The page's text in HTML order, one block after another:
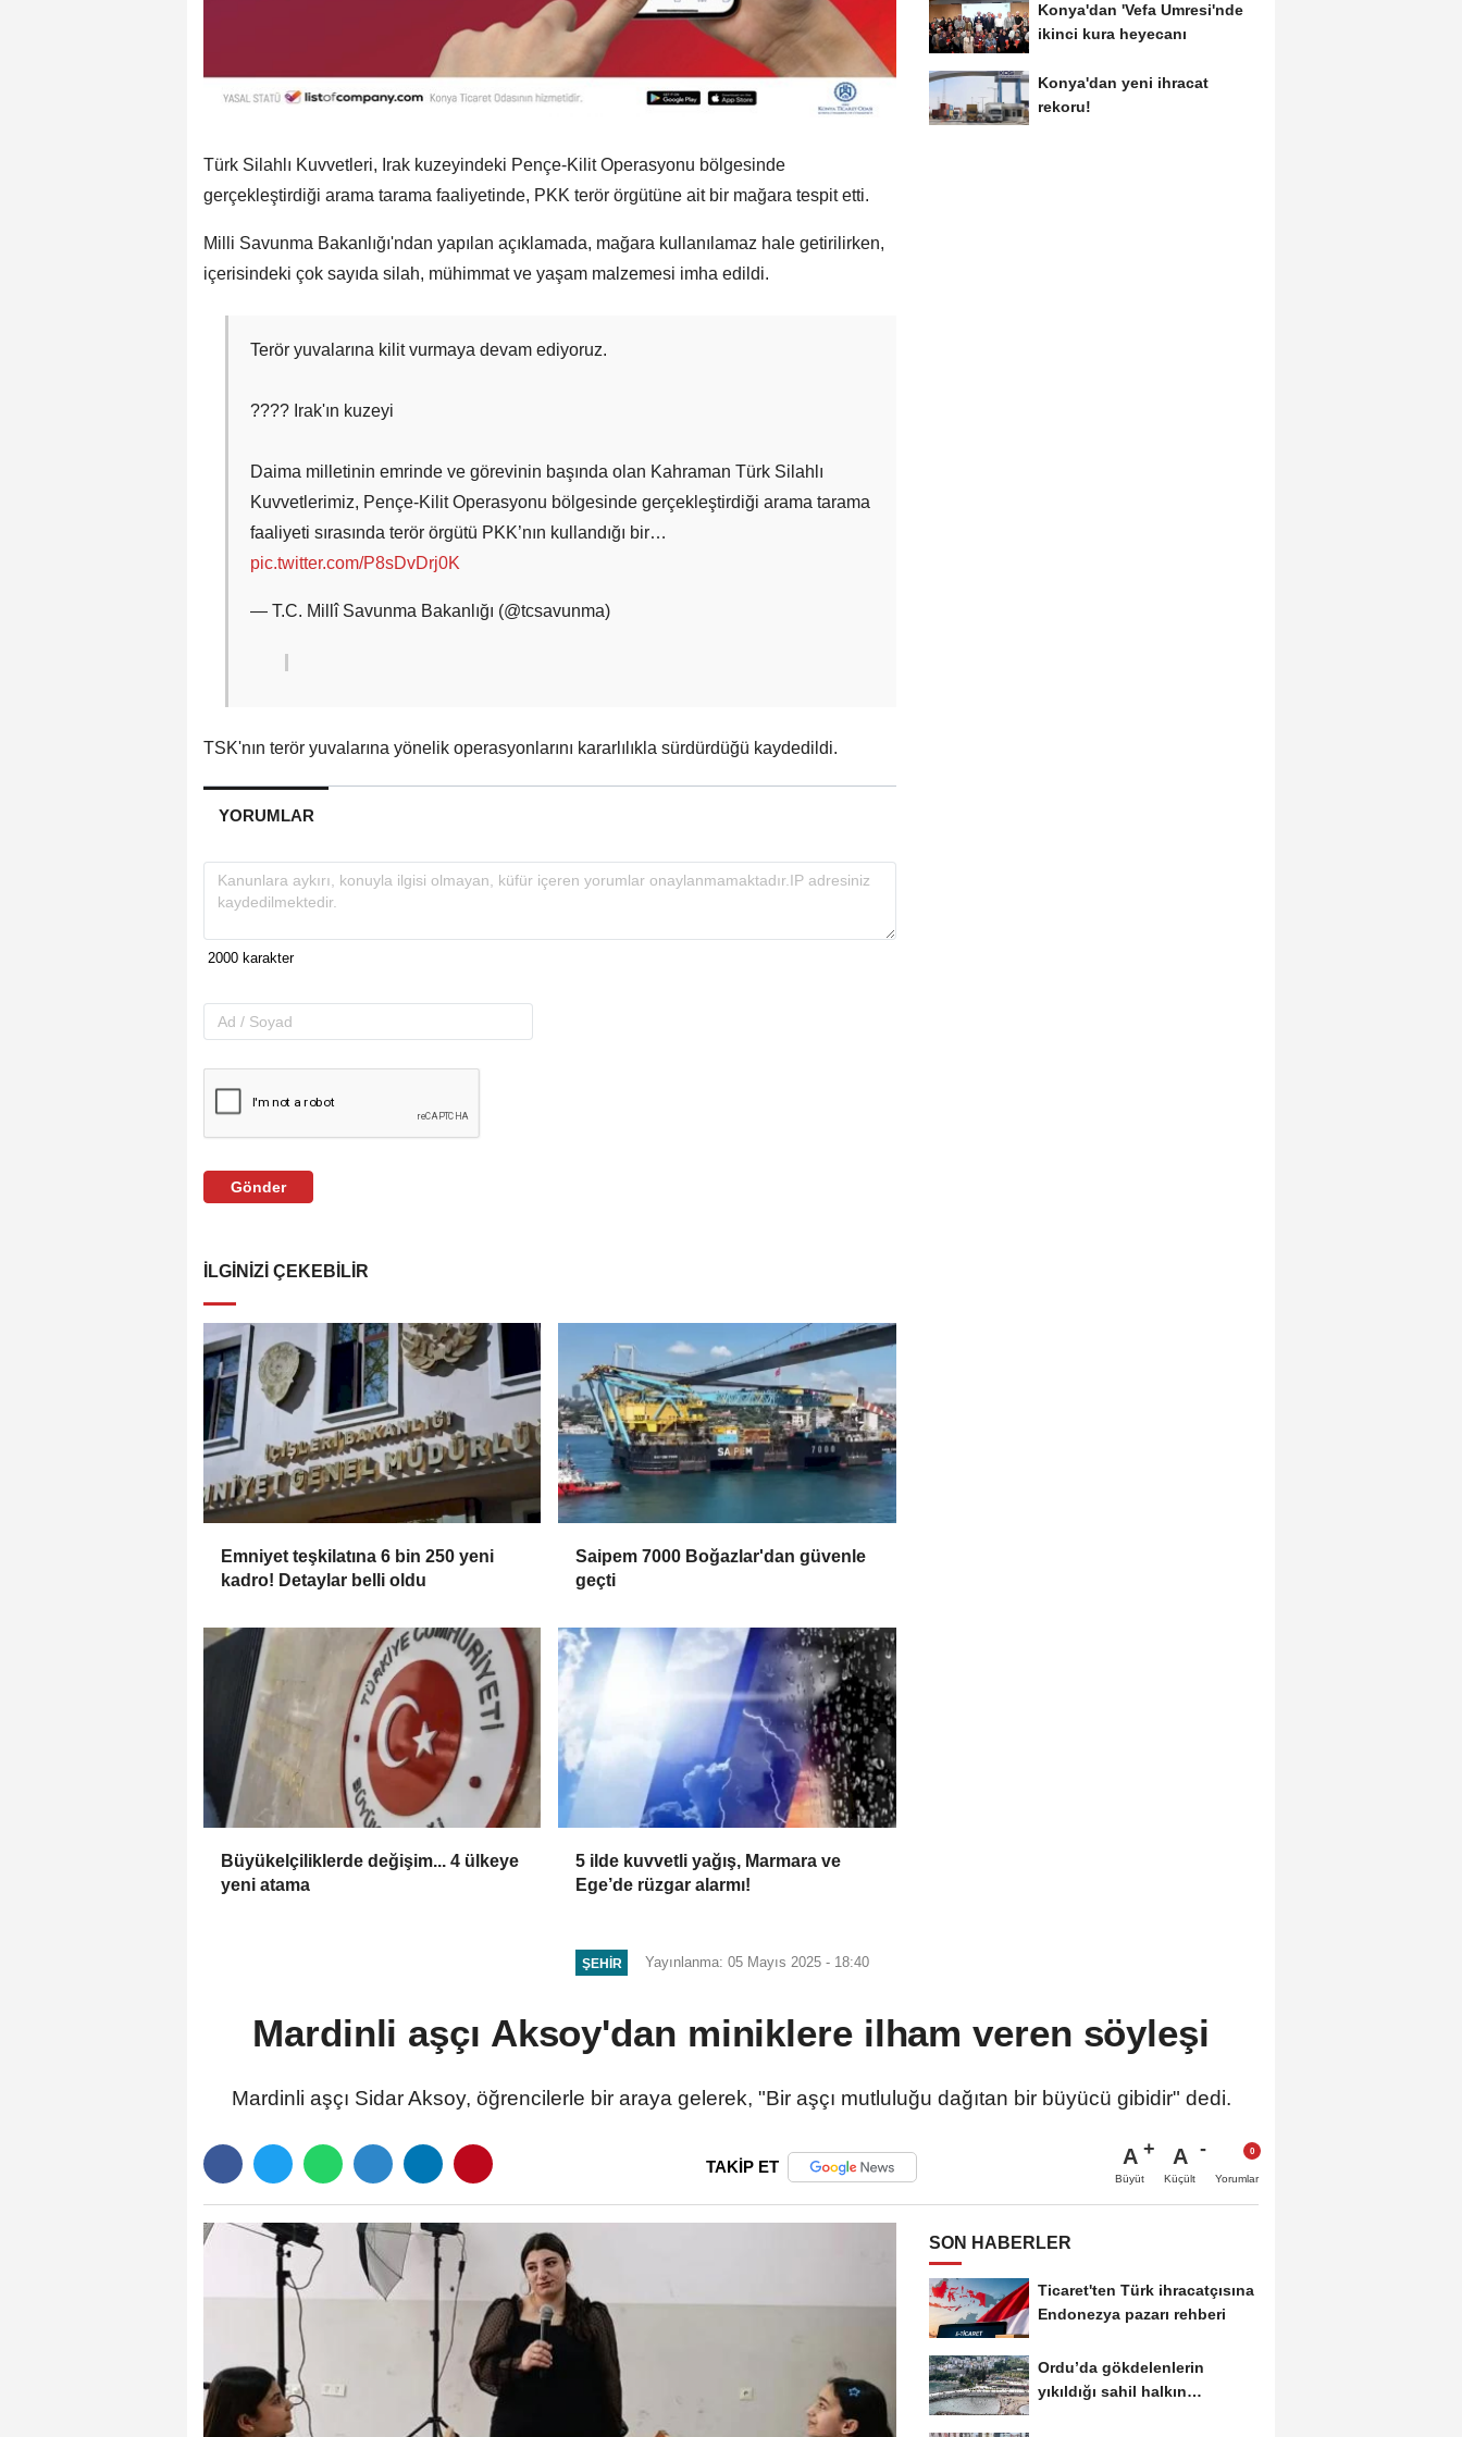
Türk Silahlı Kuvvetleri, Irak kuzeyindeki Pençe-Kilit Operasyonu bölgesinde
gerçekleştirdiği arama tarama faaliyetinde, PKK terör örgütüne ait bir mağara tespit etti.
Milli Savunma Bakanlığı'ndan yapılan açıklamada, mağara kullanılamaz hale getirilirken,
içerisindeki çok sayıda silah, mühimmat ve yaşam malzemesi imha edildi.
Terör yuvalarına kilit vurmaya devam ediyoruz.
???? Irak'ın kuzeyi
Daima milletinin emrinde ve görevinin başında olan Kahraman Türk Silahlı
Kuvvetlerimiz, Pençe-Kilit Operasyonu bölgesinde gerçekleştirdiği arama tarama
faaliyeti sırasında terör örgütü PKK’nın kullandığı bir…
pic.twitter.com/P8sDvDrj0K
— T.C. Millî Savunma Bakanlığı (@tcsavunma)
TSK'nın terör yuvalarına yönelik operasyonlarını kararlılıkla sürdürdüğü kaydedildi.
YORUMLAR
Gönder
İLGINIZI ÇEKEBILIR
Emniyet teşkilatına 6 bin 250 yeni
kadro! Detaylar belli oldu
Saipem 7000 Boğazlar'dan güvenle
geçti
Büyükelçiliklerde değişim... 4 ülkeye
yeni atama
5 ilde kuvvetli yağış, Marmara ve
Ege’de rüzgar alarmı!
Konya'dan 'Vefa Umresi'nde
ikinci kura heyecanı
Konya'dan yeni ihracat
rekoru!
ŞEHIR Yayınlanma: 05 Mayıs 2025 - 18:40
Mardinli aşçı Aksoy'dan miniklere ilham veren söyleşi
Mardinli aşçı Sidar Aksoy, öğrencilerle bir araya gelerek, "Bir aşçı mutluluğu dağıtan bir büyücü gibidir" dedi.
TAKİP ET A
Büyüt
A
Küçült Yorumlar
SON HABERLER
Ticaret'ten Türk ihracatçısına
Endonezya pazarı rehberi
Ordu’da gökdelenlerin
yıkıldığı sahil halkın